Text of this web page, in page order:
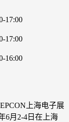
17:00
17:00
16:00
上海电子展
6月2-4日在上海